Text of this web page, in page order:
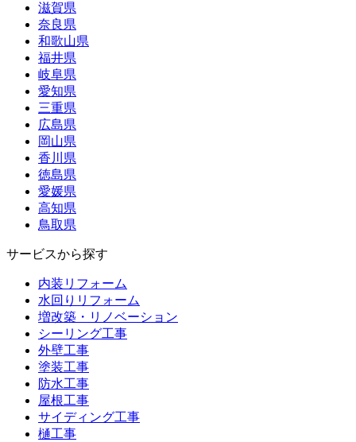
滋賀県
奈良県
和歌山県
福井県
岐阜県
愛知県
三重県
広島県
岡山県
香川県
徳島県
愛媛県
高知県
鳥取県
サービスから探す
内装リフォーム
水回りリフォーム
増改築・リノベーション
シーリング工事
外壁工事
塗装工事
防水工事
屋根工事
サイディング工事
樋工事